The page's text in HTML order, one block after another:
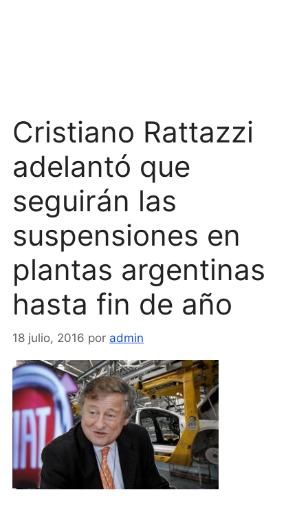
Cristiano Rattazzi
adelantó que
seguirán las
suspensiones en
plantas argentinas
hasta fin de año
18 julio, 2016 por admin